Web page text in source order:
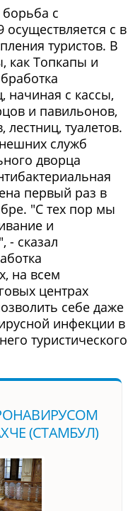
с
с в
туристов. В
как Топкапы и
начиная с кассы,
и павильонов,
туалетов.
служб
дворца
первый раз в
"С тех пор мы
и
- сказал
на всем
центрах
себе даже
инфекции в
туристического
(СТАМБУЛ)